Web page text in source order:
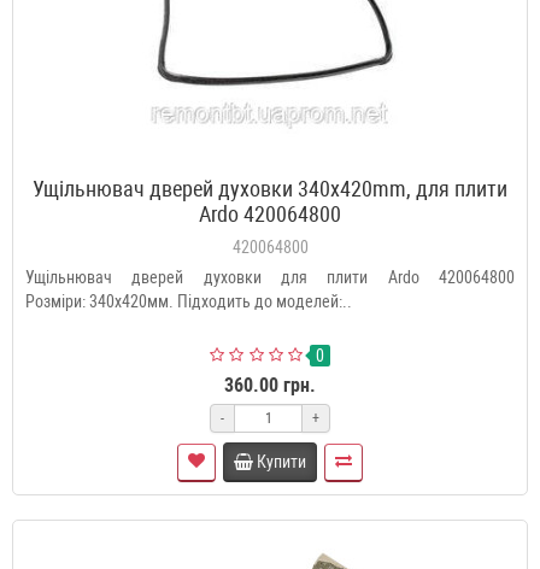
Ущільнювач дверей духовки 340x420mm, для плити
Ardo 420064800
420064800
Ущільнювач дверей духовки для плити Ardo 420064800
Розміри: 340x420мм. Підходить до моделей:..
0
360.00 грн.
- +
Купити